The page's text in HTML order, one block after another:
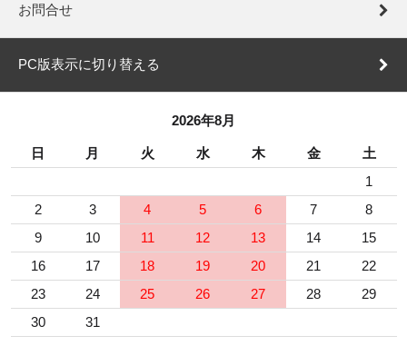
お問合せ
PC版表示に切り替える
2026年8月
日 月 火 水 木 金
土
1
2
3 4 5 6 7
8
9
10 11 12 13 14
15
16
17 18 19 20 21
22
23
24 25 26 27 28
29
30
31